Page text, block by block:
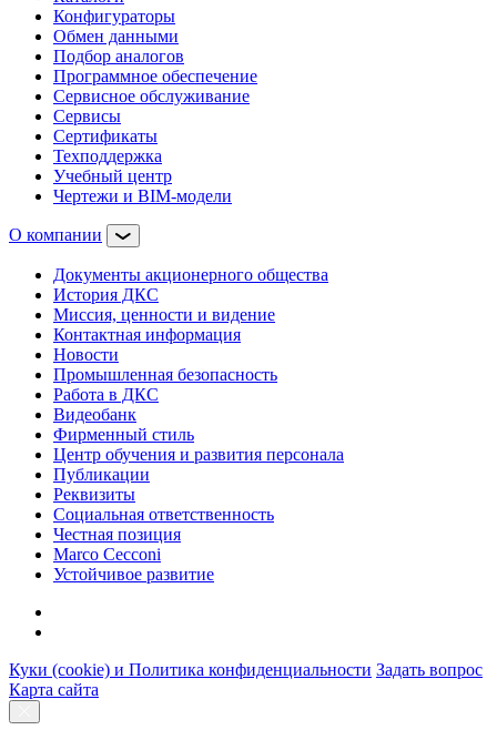
Конфигураторы
Обмен данными
Подбор аналогов
Программное обеспечение
Сервисное обслуживание
Сервисы
Сертификаты
Техподдержка
Учебный центр
Чертежи и BIM-модели
О компании
Документы акционерного общества
История ДКС
Миссия, ценности и видение
Контактная информация
Новости
Промышленная безопасность
Работа в ДКС
Видеобанк
Фирменный стиль
Центр обучения и развития персонала
Публикации
Реквизиты
Социальная ответственность
Честная позиция
Marco Cecconi
Устойчивое развитие
Куки (cookie) и Политика конфиденциальности Задать вопрос
Карта сайта